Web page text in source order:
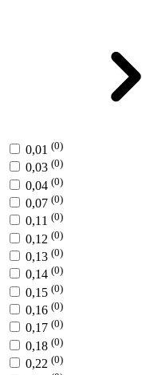
0,01 (0)
0,03 (0)
0,04 (0)
0,07 (0)
0,11 (0)
0,12 (0)
0,13 (0)
0,14 (0)
0,15 (0)
0,16 (0)
0,17 (0)
0,18 (0)
0,22 (0)